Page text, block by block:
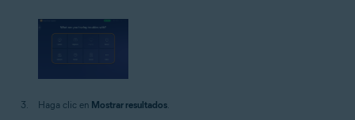
Haga clic en Mostrar resultados